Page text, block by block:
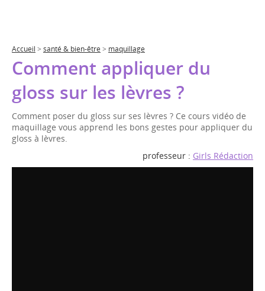
Accueil > santé & bien-être > maquillage
Comment appliquer du
gloss sur les lèvres ?
Comment poser du gloss sur ses lèvres ? Ce cours vidéo de
maquillage vous apprend les bons gestes pour appliquer du
gloss à lèvres.
professeur : Girls Rédaction